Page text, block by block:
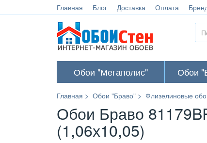
Главная Блог Доставка Оплата
Обои "Мегаполис" Обои
Главная Обои "Браво" Флизелиновые
Обои Браво
(1,06х10,05)